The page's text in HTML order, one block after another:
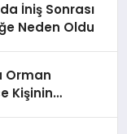
İniş Sonrası
Neden Oldu
Orman
Kişinin